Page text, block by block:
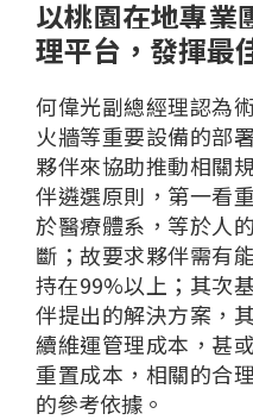
以桃園在地專業
理平台 ， 發揮最
何偉光副總經理認為
火牆等重要設備的部
夥伴來協助推動相關
伴遴選原則， 第一看
於醫療體系，等於人
斷 ；故要求夥伴需有
持在99%以上 ； 其次
伴提出的解決方案，
續維運管理成本， 甚或
重置成本，相關的合
的參考依據。